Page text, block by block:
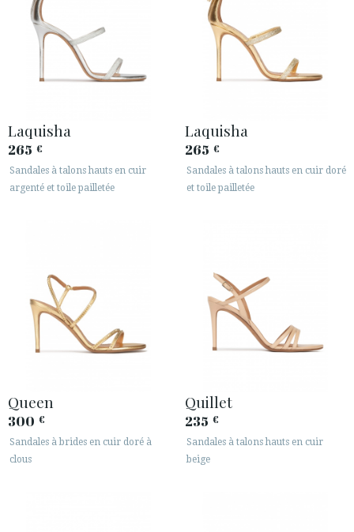
Laquisha
265 €
Sandales à talons hauts en cuir
argenté et toile pailletée
Laquisha
265 €
Sandales à talons hauts en cuir doré
et toile pailletée
Queen
300 €
Sandales à brides en cuir doré à
clous
Quillet
235 €
Sandales à talons hauts en cuir
beige